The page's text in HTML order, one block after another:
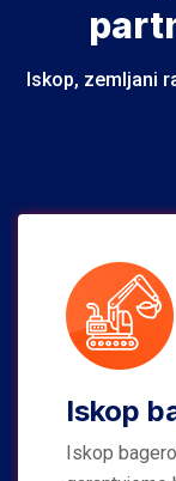
Iskop, zemljani
Iskop
Iskop